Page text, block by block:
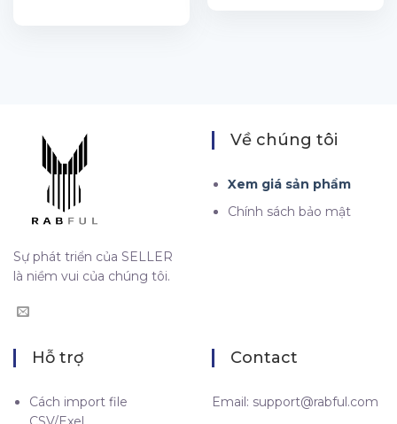
Sự phát triển của SELLER
là niềm vui của chúng tôi.
Về chúng tôi
Xem giá sản phẩm
Chính sách bảo mật
Hỗ trợ
Cách import file
Contact
Email: support@rabful.com